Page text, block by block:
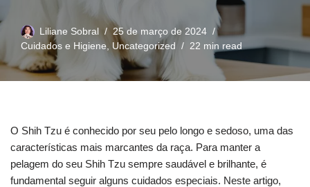
Liliane Sobral
25 de março de 2024
Cuidados e Higiene Uncategorized 22 min read
O Shih Tzu é conhecido por seu pelo longo e sedoso, uma das
características mais marcantes da raça. Para manter a
pelagem do seu Shih Tzu sempre saudável e brilhante, é
fundamental seguir alguns cuidados especiais. Neste artigo,